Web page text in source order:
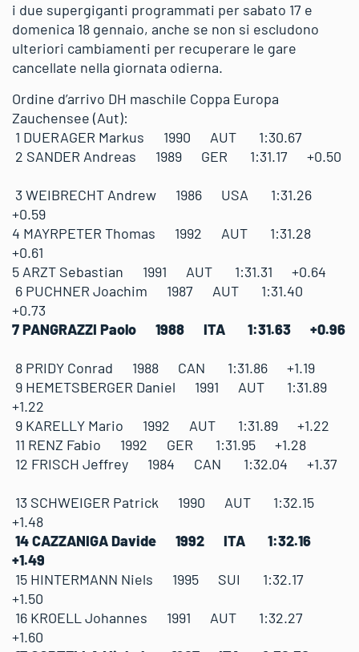
i due supergiganti programmati per sabato 17 e
domenica 18 gennaio, anche se non si escludono
ulteriori cambiamenti per recuperare le gare
cancellate nella giornata odierna.
Ordine d’arrivo DH maschile Coppa Europa
Zauchensee (Aut):
1 DUERAGER Markus 1990 AUT 1:30.67
2 SANDER Andreas 1989 GER 1:31.17 +0.50
3 WEIBRECHT Andrew 1986 USA 1:31.26
+0.59
4 MAYRPETER Thomas 1992 AUT 1:31.28
+0.61
5 ARZT Sebastian 1991 AUT 1:31.31 +0.64
6 PUCHNER Joachim 1987 AUT 1:31.40
+0.73
7 PANGRAZZI Paolo 1988 ITA 1:31.63 +0.96
8 PRIDY Conrad 1988 CAN 1:31.86 +1.19
9 HEMETSBERGER Daniel 1991 AUT 1:31.89
+1.22
9 KARELLY Mario 1992 AUT 1:31.89 +1.22
11 RENZ Fabio 1992 GER 1:31.95 +1.28
12 FRISCH Jeffrey 1984 CAN 1:32.04 +1.37
13 SCHWEIGER Patrick 1990 AUT 1:32.15
+1.48
14 CAZZANIGA Davide 1992 ITA 1:32.16
+1.49
15 HINTERMANN Niels 1995 SUI 1:32.17
+1.50
16 KROELL Johannes 1991 AUT 1:32.27
+1.60